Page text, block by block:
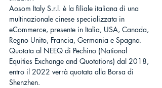
Aosom Italy S.r.l. è la filiale italiana di una
multinazionale cinese specializzata in
eCommerce, presente in Italia, USA, Canada,
Regno Unito, Francia, Germania e Spagna.
Quotata al NEEQ di Pechino (National
Equities Exchange and Quotations) dal 2018,
entro il 2022 verrà quotata alla Borsa di
Shenzhen.